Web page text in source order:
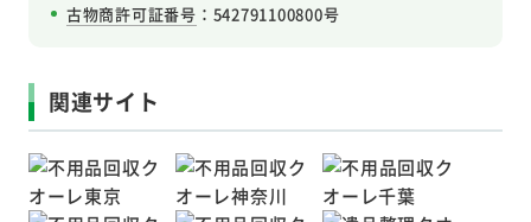
古物商許可証番号 ：542791100800号
関連サイト